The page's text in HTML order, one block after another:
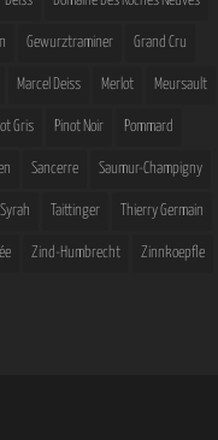
Gewurztraminer Grand Cru
Marcel Deiss Merlot Meursault
Gris Pinot Noir Pommard
Sancerre Saumur-Champigny
Syrah Taittinger Thierry Germain
Zind-Humbrecht Zinnkoepfle